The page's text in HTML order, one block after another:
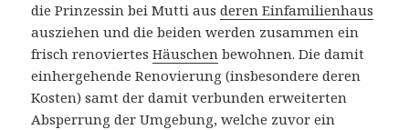
die Prinzessin bei Mutti ausderen Einfamilienhaus
ausziehen und die beiden werden zusammen ein
frisch renoviertesHäuschen bewohnen. Die damit
einhergehende Renovierung (insbesondere deren
Kosten) samt der damit verbunden erweiterten
Absperrung der Umgebung, welche zuvor ein